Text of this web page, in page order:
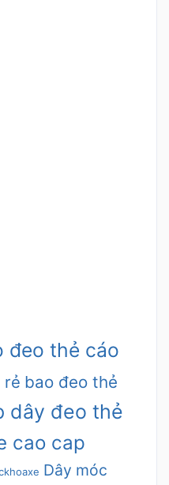
đeo thẻ cáo
rẻ bao đeo thẻ
dây đeo thẻ
cao cap
Dây móc